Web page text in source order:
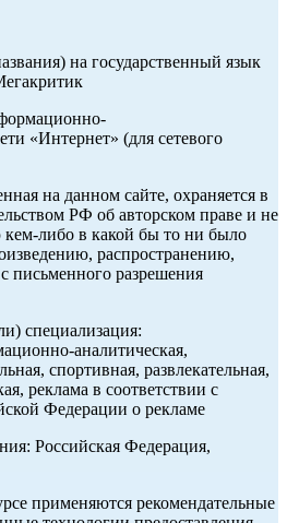
на государственный язык
«Интернет» (для сетевого
на данном сайте, охраняется в
РФ об авторском праве и не
либо в какой бы то ни было
распространению,
письменного разрешения
специализация:
аналитическая,
спортивная, развлекательная,
реклама в соответствии с
Федерации о рекламе
Российская Федерация,
применяются рекомендательные